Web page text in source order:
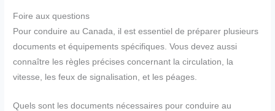
Foire aux questions
Pour conduire au Canada, il est essentiel de préparer plusieurs
documents et équipements spécifiques. Vous devez aussi
connaître les règles précises concernant la circulation, la
vitesse, les feux de signalisation, et les péages.
Quels sont les documents nécessaires pour conduire au